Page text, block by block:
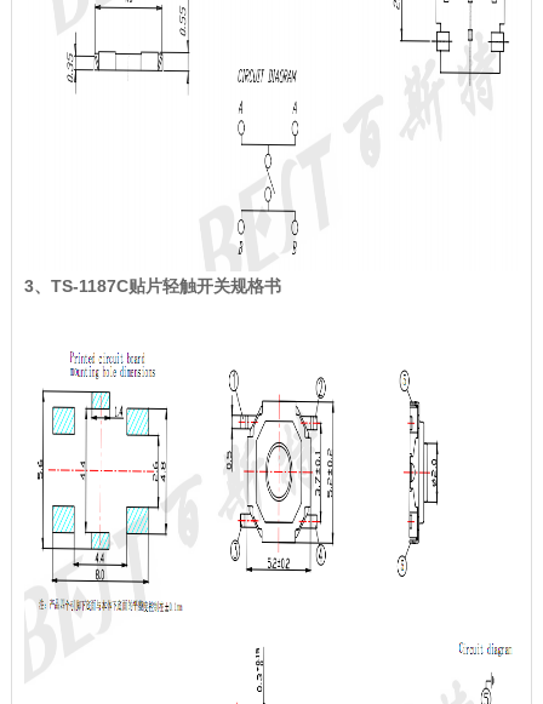
3、TS-1187C贴片轻触开关规格书